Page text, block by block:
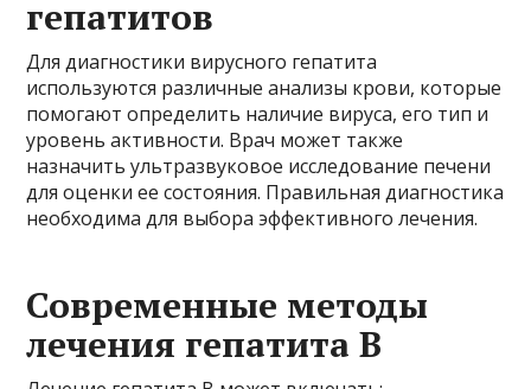
гепатитов
Для диагностики вирусного гепатита
используются различные анализы крови, которые
помогают определить наличие вируса, его тип и
уровень активности. Врач может также
назначить ультразвуковое исследование печени
для оценки ее состояния. Правильная диагностика
необходима для выбора эффективного лечения.
Современные методы
лечения гепатита B